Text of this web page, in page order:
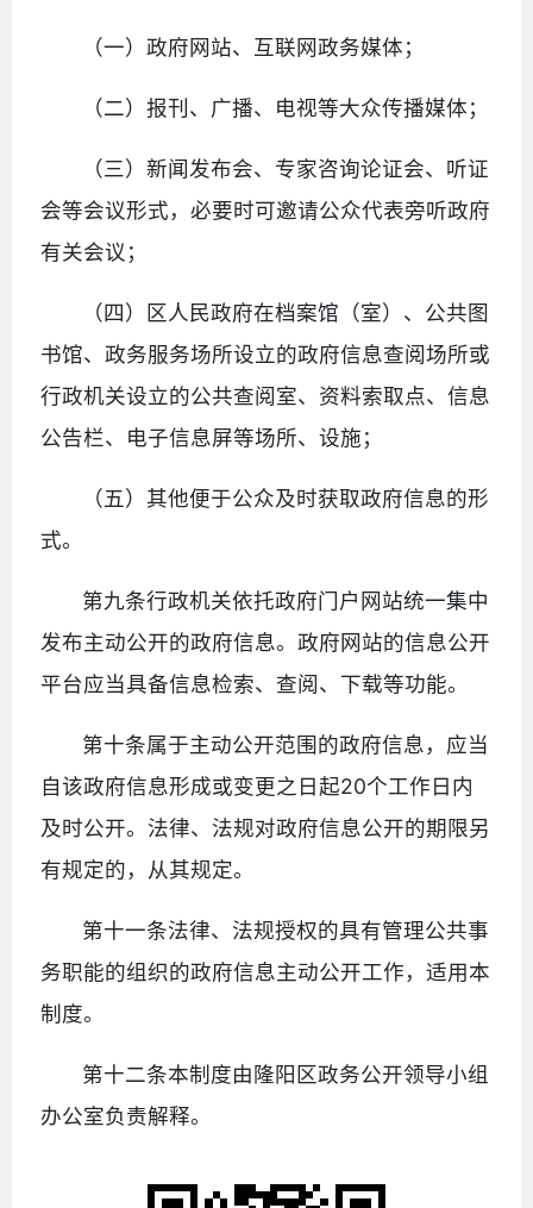
（一）政府网站、互联网政务媒体；
（二）报刊、广播、电视等大众传播媒体；
（三）新闻发布会、专家咨询论证会、听证
会等会议形式，必要时可邀请公众代表旁听政府
有关会议；
（四）区人民政府在档案馆（室）、公共图
书馆、政务服务场所设立的政府信息查阅场所或
行政机关设立的公共查阅室、资料索取点、信息
公告栏、电子信息屏等场所、设施；
（五）其他便于公众及时获取政府信息的形
式。
第九条行政机关依托政府门户网站统一集中
发布主动公开的政府信息。政府网站的信息公开
平台应当具备信息检索、查阅、下载等功能。
第十条属于主动公开范围的政府信息，应当
自该政府信息形成或变更之日起20个工作日内
及时公开。法律、法规对政府信息公开的期限另
有规定的，从其规定。
第十一条法律、法规授权的具有管理公共事
务职能的组织的政府信息主动公开工作，适用本
制度。
第十二条本制度由隆阳区政务公开领导小组
办公室负责解释。